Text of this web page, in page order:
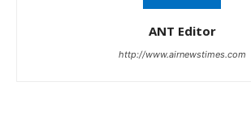
ANT Editor
http://www.airnewstimes.com